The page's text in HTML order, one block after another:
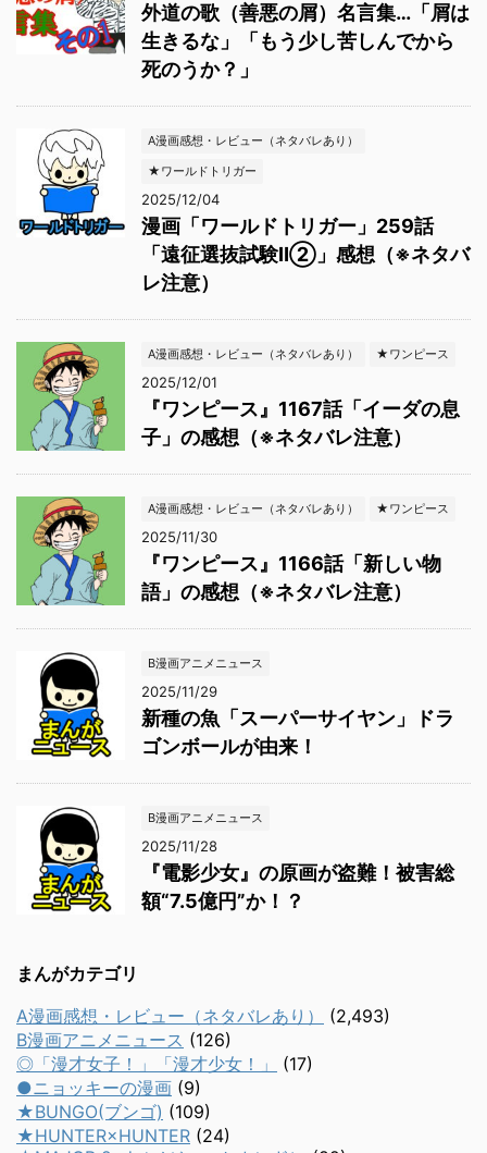
外道の歌（善悪の屑）名言集…「屑は
生きるな」「もう少し苦しんでから
死のうか？」
A漫画感想・レビュー（ネタバレあり）
★ワールドトリガー
2025/12/04
漫画「ワールドトリガー」259話
「遠征選抜試験Ⅱ②」感想（※ネタバ
レ注意）
A漫画感想・レビュー（ネタバレあり） ★ワンピース
2025/12/01
『ワンピース』1167話「イーダの息
子」の感想（※ネタバレ注意）
A漫画感想・レビュー（ネタバレあり） ★ワンピース
2025/11/30
『ワンピース』1166話「新しい物
語」の感想（※ネタバレ注意）
B漫画アニメニュース
2025/11/29
新種の魚「スーパーサイヤン」ドラ
ゴンボールが由来！
B漫画アニメニュース
2025/11/28
『電影少女』の原画が盗難！被害総
額“7.5億円”か！？
まんがカテゴリ
A漫画感想・レビュー（ネタバレあり）
(2,493)
B漫画アニメニュース (126)
◎「漫才女子！」「漫才少女！」
(17)
●ニョッキーの漫画 (9)
★BUNGO(ブンゴ) (109)
★HUNTER×HUNTER (24)